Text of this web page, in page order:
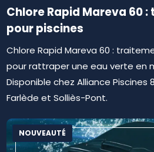
Chlore Rapid Mareva 60
pour piscines
Chlore Rapid Mareva 60 :
pour rattraper une eau verte en
Disponible chez Alliance Piscines
Farlède et Solliès-Pont.
NOUVEAUTÉ